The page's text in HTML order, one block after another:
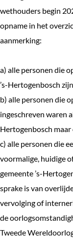
wethouders begin
opname in het
aanmerking:
a) alle personen die
’s-Hertogenbosch
b) alle personen die
ingeschreven waren
Hertogenbosch maar
c) alle personen die
voormalige, huidige
gemeente ’s-
sprake is van
vervolging of
de
Tweede